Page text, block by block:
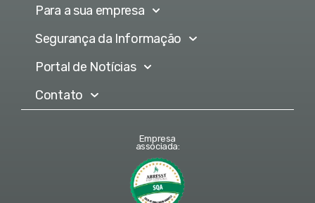
Para a sua empresa
Segurança da Informação
Portal de Notícias
Contato
Empresa
associada: